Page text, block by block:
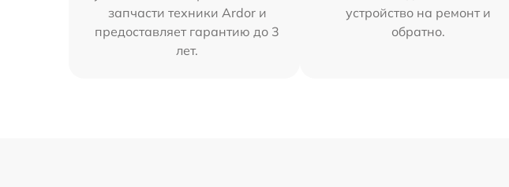
запчасти техники Ardor и
предоставляет гарантию до 3
лет.
устройство на ремонт и
обратно.